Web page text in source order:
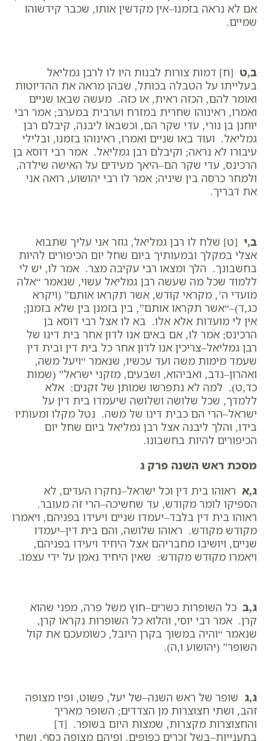
אם לא נראה בזמנו–אין מקדשין אותו, שכבר קידשוהו
שמיים.
ב,ט [ח] דמות צורות לבנות היו לו לרבן גמליאל
בעלייתו על הטבלה בכותל, שבהן מראה את ההדיוטות
ואומר להם, הכזה ראית, או כזה. מעשה שבאו שניים
ואמרו, ראינוהו שחרית במזרח וערבית במערב; אמר רבי
יוחנן בן נורי, עדי שקר הם, וכשבאו ליבנה, קיבלם רבן
גמליאל. ועוד באו שניים ואמרו, ראינוהו בזמנו, ובלילי
עיבורו לא נראה; וקיבלם רבן גמליאל. אמר רבי דוסא בן
הרכינס, עדי שקר הם–היאך מעידים על האישה שילדה,
ולמחר כרסה בין שיניה; אמר לו רבי יהושוע, רואה אני
את דבריך.
ב,י [ט] שלח לו רבן גמליאל, גוזר אני עליך שתבוא
אצלי במקלך ובמעותיך ביום שחל יום הכיפורים להיות
בחשבונך. הלך ומצאו רבי עקיבה מצר. אמר לו, יש לי
ללמוד שכל מה שעשה רבן גמליאל עשוי, שנאמר “אלה
מועדי ה’, מקראי קודש, אשר תקראו אותם” (ויקרא
כג,ד)–“אשר תקראו אותם”, בין בזמנן בין שלא בזמנן;
אין לי מועדות אלא אלו. בא לו אצל רבי דוסא בן
הרכינס; אמר לו, אם באים אנו לדון אחר בית דינו של
רבן גמליאל–צריכין אנו לדון אחר כל בית דין ובית דין
שעמד מימות משה ועד עכשיו, שנאמר “ויעל משה,
ואהרון–נדב, ואביהוא, ושבעים, מזקני ישראל” (שמות
כד,ט). למה לא נתפרשו שמותן של זקנים: אלא
ללמדך, שכל שלושה ושלושה שיעמדו בית דין על
ישראל–הרי הם כבית דינו של משה. נטל מקלו ומעותיו
בידו, והלך ליבנה אצל רבן גמליאל ביום שחל יום
הכיפורים להיות בחשבונו.
מסכת ראש השנה פרק ג
ג,א ראוהו בית דין וכל ישראל–נחקרו העדים, לא
הספיקו לומר מקודש, עד שחשיכה–הרי זה מעובר.
ראוהו בית דין בלבד–יעמדו שניים ויעידו בפניהם, ויאמרו
מקודש מקודש. ראוהו שלושה, והם בית דין–יעמדו
שניים, ויושיבו מחבריהם אצל היחיד ויעידו בפניהם,
ויאמרו מקודש מקודש: שאין היחיד נאמן על ידי עצמו.
ג,ב כל השופרות כשרים–חוץ משל פרה, מפני שהוא
קרן. אמר רבי יוסי, והלוא כל השופרות נקראו קרן,
שנאמר “והיה במשוך בקרן היובל, כשומעכם את קול
השופר” (יהושוע ו,ה).
ג,ג שופר של ראש השנה–של יעל, פשוט, ופיו מצופה
זהב, ושתי חצוצרות מן הצדדים; השופר מאריך
והחצוצרות מקצרות, שמצות היום בשופר. [ד]
בתענייות–בשל זכרים כפופים, ופיהם מצופה כסף, ושתי